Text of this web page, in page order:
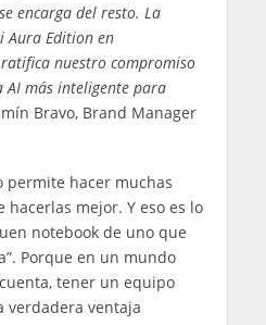
encarga del resto. La
Aura Edition en
nuestro compromiso
más inteligente para
Bravo, Brand Manager
permite hacer muchas
hacerlas mejor. Y eso es lo
notebook de uno que
Porque en un mundo
tener un equipo
verdadera ventaja